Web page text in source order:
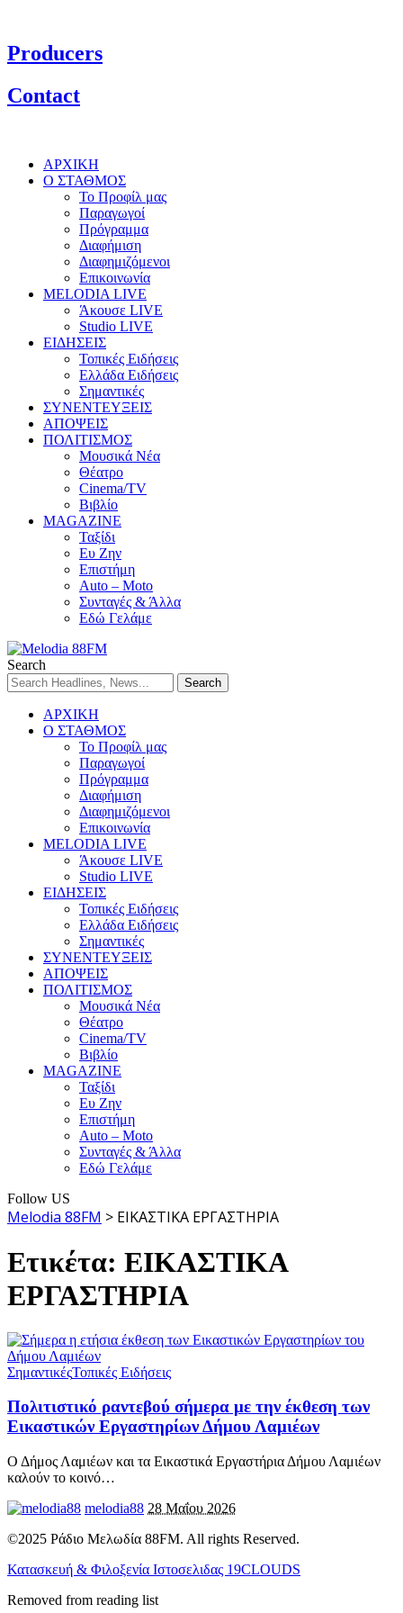
Producers
Contact
ΑΡΧΙΚΗ
Ο ΣΤΑΘΜΟΣ
Το Προφίλ μας
Παραγωγοί
Πρόγραμμα
Διαφήμιση
Διαφημιζόμενοι
Επικοινωνία
MELODIA LIVE
Άκουσε LIVE
Studio LIVE
ΕΙΔΗΣΕΙΣ
Τοπικές Ειδήσεις
Ελλάδα Ειδήσεις
Σημαντικές
ΣΥΝΕΝΤΕΥΞΕΙΣ
ΑΠΟΨΕΙΣ
ΠΟΛΙΤΙΣΜΟΣ
Μουσικά Νέα
Θέατρο
Cinema/TV
Βιβλίο
MAGAZINE
Ταξίδι
Ευ Ζην
Επιστήμη
Auto – Moto
Συνταγές & Άλλα
Εδώ Γελάμε
Search
ΑΡΧΙΚΗ
Ο ΣΤΑΘΜΟΣ
Το Προφίλ μας
Παραγωγοί
Πρόγραμμα
Διαφήμιση
Διαφημιζόμενοι
Επικοινωνία
MELODIA LIVE
Άκουσε LIVE
Studio LIVE
ΕΙΔΗΣΕΙΣ
Τοπικές Ειδήσεις
Ελλάδα Ειδήσεις
Σημαντικές
ΣΥΝΕΝΤΕΥΞΕΙΣ
ΑΠΟΨΕΙΣ
ΠΟΛΙΤΙΣΜΟΣ
Μουσικά Νέα
Θέατρο
Cinema/TV
Βιβλίο
MAGAZINE
Ταξίδι
Ευ Ζην
Επιστήμη
Auto – Moto
Συνταγές & Άλλα
Εδώ Γελάμε
Follow US
Melodia 88FM > ΕΙΚΑΣΤΙΚΑ ΕΡΓΑΣΤΗΡΙΑ
Ετικέτα: ΕΙΚΑΣΤΙΚΑ
ΕΡΓΑΣΤΗΡΙΑ
ΣημαντικέςΤοπικές Ειδήσεις
Πολιτιστικό ραντεβού σήμερα με την έκθεση των
Εικαστικών Εργαστηρίων Δήμου Λαμιέων
Ο Δήμος Λαμιέων και τα Εικαστικά Εργαστήρια Δήμου Λαμιέων
καλούν το κοινό…
melodia88 28 Μαΐου 2026
©2025 Ράδιο Μελωδία 88FM. All rights Reserved.
Κατασκευή & Φιλοξενία Ιστοσελιδας 19CLOUDS
Removed from reading list